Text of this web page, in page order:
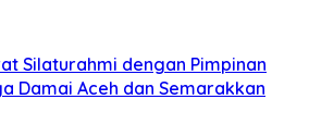
Silaturahmi dengan Pimpinan
Damai Aceh dan Semarakkan